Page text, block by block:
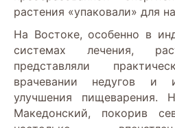
растения «упаковали» для
На Востоке, особенно в
системах лечения,
представляли
врачевании недугов и
улучшения пищеварения.
Македонский, покорив